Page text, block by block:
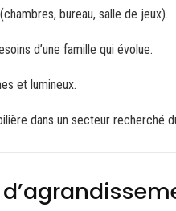
bureau, salle de jeux).
d’une famille qui évolue.
et lumineux.
dans un secteur recherché